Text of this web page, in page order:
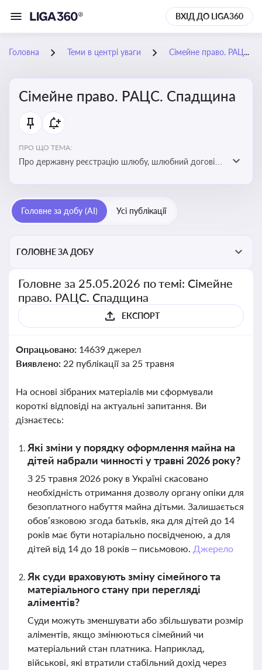
ВХІД ДО LIGA360
Головна Теми в центрі уваги Сімейне право. РАЦС. Спадщина
Сімейне право. РАЦС. Спадщина
ПРО ЩО ТЕМА:
Про державну реєстрацію шлюбу, шлюбний договір,
прийомну сім’ю, визнання недієздатності,
позбавлення батьківських прав, виховання дитини,
Головне за добу (AI) Усі публікації
ГОЛОВНЕ ЗА ДОБУ
Головне за 25.05.2026 по темі: Сімейне
право. РАЦС. Спадщина
ЕКСПОРТ
Опрацьовано: 14639 джерел
Виявлено: 22 публікації за 25 травня
На основі зібраних матеріалів ми сформували
короткі відповіді на актуальні запитання. Ви
дізнаєтесь:
Які зміни у порядку оформлення майна на
дітей набрали чинності у травні 2026 року?
З 25 травня 2026 року в Україні скасовано
необхідність отримання дозволу органу опіки для
безоплатного набуття майна дітьми. Залишається
обов’язковою згода батьків, яка для дітей до 14
років має бути нотаріально посвідченою, а для
дітей від 14 до 18 років – письмовою. Джерело
Як суди враховують зміну сімейного та
матеріального стану при перегляді
аліментів?
Суди можуть зменшувати або збільшувати розмір
аліментів, якщо змінюються сімейний чи
матеріальний стан платника. Наприклад,
військові, які втратили стабільний дохід через